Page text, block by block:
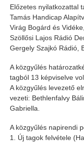
Előzetes nyilatkozattal
Tamás Handicap
Virág Bogárd és
Szöllősi Lajos Rádió
Gergely Szajkó Rádió,
A közgyűlés
tagból 13 képviselve
A közgyűlés levezető
vezeti: Bethlenfalvy
Gabriella.
A közgyűlés napirendi
1. Új tagok felvétele